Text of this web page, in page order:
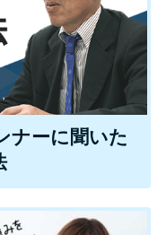
利でお得な返済
社借入があると
イックの口コミ
ドローンの問い
ン別の問い合わ
ナーに聞いた